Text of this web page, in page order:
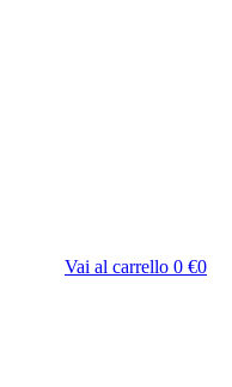
Vai al carrello 0 €0